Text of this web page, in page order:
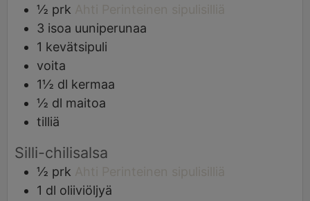
½ prk
3 isoa uuniperunaa
1 kevätsipuli
voita
1½ dl kermaa
½ dl maitoa
tilliä
Silli-chilisalsa
½ prk
1 dl oliiviöljyä